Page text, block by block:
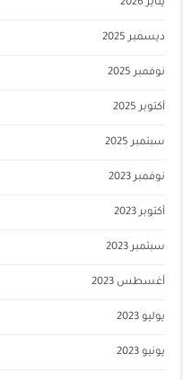
يناير 2026
ديسمبر 2025
نوفمبر 2025
أكتوبر 2025
سبتمبر 2025
نوفمبر 2023
أكتوبر 2023
سبتمبر 2023
أغسطس 2023
يوليو 2023
يونيو 2023